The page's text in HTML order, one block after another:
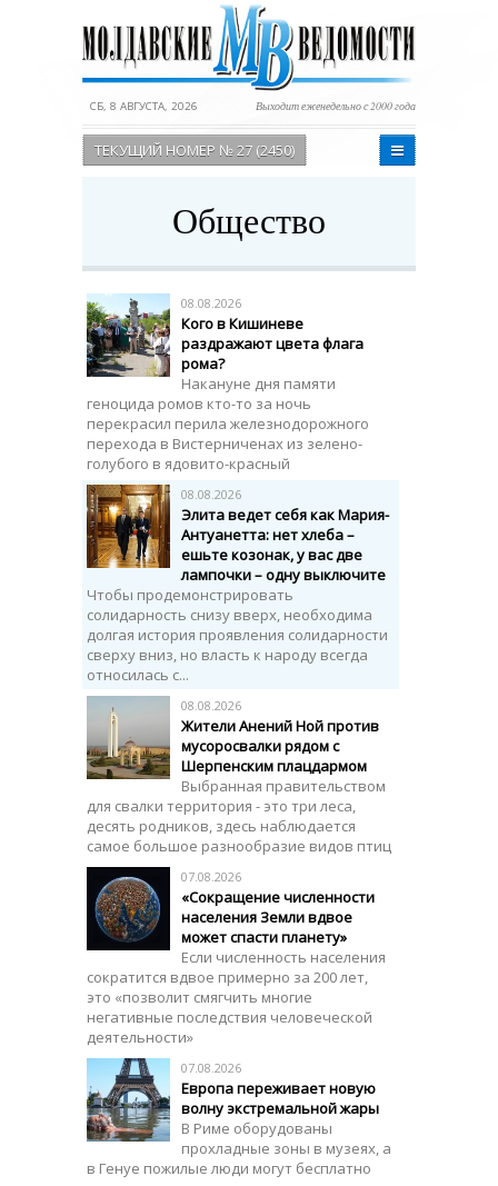
СБ, 8 АВГУСТА, 2026 Выходит еженедельно с 2000 года
ТЕКУЩИЙ НОМЕР № 27 (2450)
Общество
08.08.2026
Кого в Кишиневе
раздражают цвета флага
рома?
Накануне дня памяти
геноцида ромов кто-то за ночь
перекрасил перила железнодорожного
перехода в Вистерниченах из зелено-
голубого в ядовито-красный
08.08.2026
Элита ведет себя как Мария-
Антуанетта: нет хлеба –
ешьте козонак, у вас две
лампочки – одну выключите
Чтобы продемонстрировать
солидарность снизу вверх, необходима
долгая история проявления солидарности
сверху вниз, но власть к народу всегда
относилась с...
08.08.2026
Жители Анений Ной против
мусоросвалки рядом с
Шерпенским плацдармом
Выбранная правительством
для свалки территория - это три леса,
десять родников, здесь наблюдается
самое большое разнообразие видов птиц
07.08.2026
«Сокращение численности
населения Земли вдвое
может спасти планету»
Если численность населения
сократится вдвое примерно за 200 лет,
это «позволит смягчить многие
негативные последствия человеческой
деятельности»
07.08.2026
Европа переживает новую
волну экстремальной жары
В Риме оборудованы
прохладные зоны в музеях, а
в Генуе пожилые люди могут бесплатно